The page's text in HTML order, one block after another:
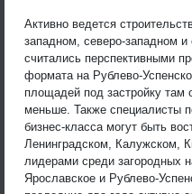
Активно ведется
западном, северо-западном
считались перспективными
формата на Рублево-
площадей под застройку
меньше. Также специалисты
бизнес-класса могут быть
Ленинградском, Калужском,
лидерами среди загородных
Ярославское и Рублево-